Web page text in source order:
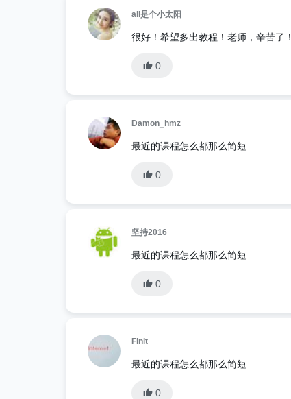
ali是个小太阳
很好！希望多出教程！老师，辛苦了！
0
Damon_hmz
最近的课程怎么都那么简短
0
坚持2016
最近的课程怎么都那么简短
0
Finit
最近的课程怎么都那么简短
0